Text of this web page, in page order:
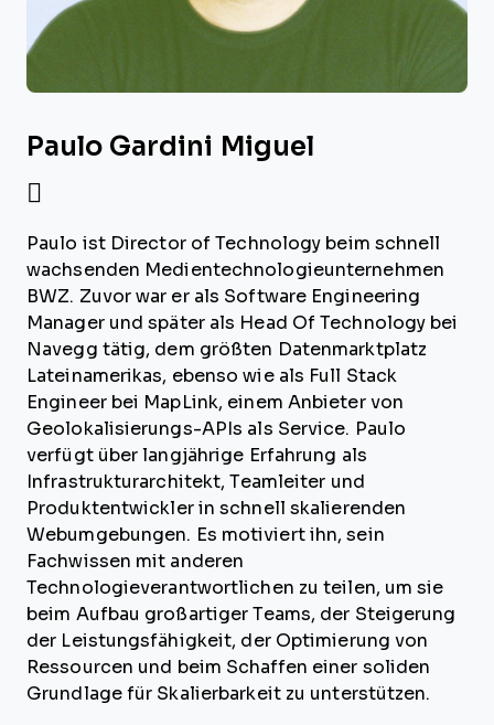
Paulo Gardini Miguel
Paulo ist Director of Technology beim schnell
wachsenden Medientechnologieunternehmen
BWZ. Zuvor war er als Software Engineering
Manager und später als Head Of Technology bei
Navegg tätig, dem größten Datenmarktplatz
Lateinamerikas, ebenso wie als Full Stack
Engineer bei MapLink, einem Anbieter von
Geolokalisierungs-APIs als Service. Paulo
verfügt über langjährige Erfahrung als
Infrastrukturarchitekt, Teamleiter und
Produktentwickler in schnell skalierenden
Webumgebungen. Es motiviert ihn, sein
Fachwissen mit anderen
Technologieverantwortlichen zu teilen, um sie
beim Aufbau großartiger Teams, der Steigerung
der Leistungsfähigkeit, der Optimierung von
Ressourcen und beim Schaffen einer soliden
Grundlage für Skalierbarkeit zu unterstützen.